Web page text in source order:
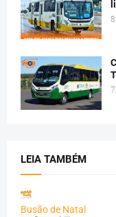
LEIA TAMBÉM
Busão de Natal